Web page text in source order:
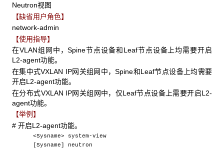
Neutron视图
【缺省用户角色】
network-admin
【使用指导】
在VLAN组网中，Spine节点设备和Leaf节点设备上均需要开启
L2-agent功能。
在集中式VXLAN IP网关组网中，Spine和Leaf节点设备上均需要
开启L2-agent功能。
在分布式VXLAN IP网关组网中，仅Leaf节点设备上需要开启L2-
agent功能。
【举例】
# 开启L2-agent功能。
<Sysname> system-view
[Sysname] neutron